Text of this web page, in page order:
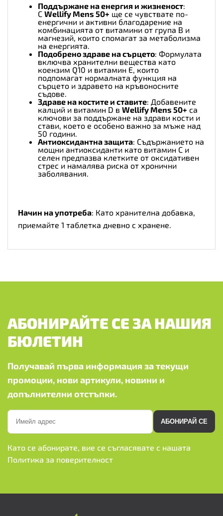
Поддържане на енергия и жизненост:
С Wellify Mens 50+ ще се чувствате по-
енергични и активни благодарение на
комбинацията от витамини от група B и
магнезий, които спомагат за метаболизма
на енергията.
Подобрено здраве на сърцето: Формулата
включва хранителни вещества като
коензим Q10 и витамин E, които
подпомагат нормалната функция на
сърцето и здравето на кръвоносните
съдове.
Здраве на костите и ставите: Добавените
калций и витамин D в Wellify Mens 50+ са
ключови за поддържане на здрави кости и
стави, което е особено важно за мъже над
50 години.
Антиоксидантна защита: Съдържанието на
мощни антиоксиданти като витамин C и
селен предпазва клетките от оксидативен
стрес и намалява риска от хронични
заболявания.
Начин на употреба: Като хранителна добавка,
приемайте 1 таблетка дневно с хранене.
АБОНИРАЙТЕ СЕ ЗА НАШИЯ
БЮЛЕТИН
Получавай първа информация за текущи
промоции, нови артикули, новини и
допълнителни отстъпки.
АБОНИРАЙ СЕ
Като се абонирате, вие се съгласявате с нашата
Политика за поверителност